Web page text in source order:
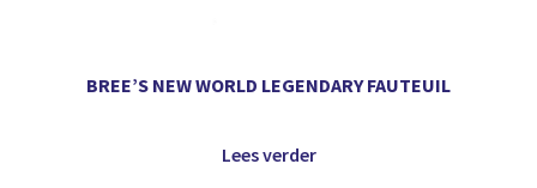
BREE’S NEW WORLD LEGENDARY FAUTEUIL
Lees verder